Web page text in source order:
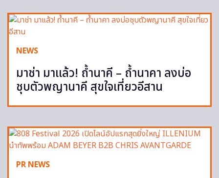
NEWS
มาช่า มาแล้ว! ถ้ำนาคี – ถ้ำนาคา ลงบ่อ
ชุบตัวพญานาคี สุขใจเที่ยวอีสาน
PR NEWS